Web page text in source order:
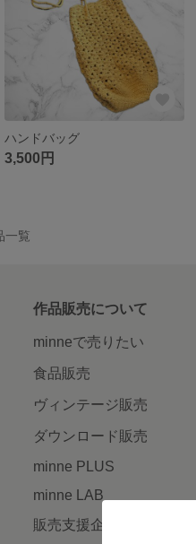
ハンドバッグ
3,500円
一覧
作品販売について
minneで売りたい
食品販売
ヴィンテージ販売
ダウンロード販売
minne PLUS
minne LAB
販売支援企画・イベント